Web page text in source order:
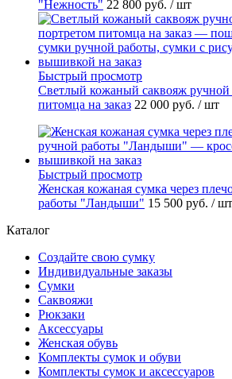
"Нежность" 22 800 руб. / шт
Быстрый просмотр
Светлый кожаный саквояж ручной
питомца на заказ 22 000 руб. / шт
Быстрый просмотр
Женская кожаная сумка через
работы "Ландыши" 15 500 руб. / шт
Каталог
Создайте свою сумку
Индивидуальные заказы
Сумки
Саквояжи
Рюкзаки
Аксессуары
Женская обувь
Комплекты сумок и обуви
Комплекты сумок и аксессуаров